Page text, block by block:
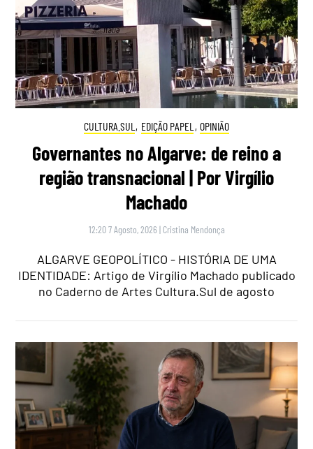
CULTURA.SUL , EDIÇÃO PAPEL , OPINIÃO
Governantes no Algarve: de reino a
região transnacional | Por Virgílio
Machado
12:20 7 Agosto, 2026 | Cristina Mendonça
ALGARVE GEOPOLÍTICO - HISTÓRIA DE UMA
IDENTIDADE: Artigo de Virgílio Machado publicado
no Caderno de Artes Cultura.Sul de agosto